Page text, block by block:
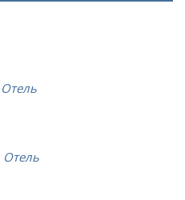
Отель
Отель